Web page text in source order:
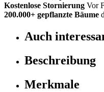
Kostenlose Stornierung Vor
200.000+ gepflanzte Bäume
Auch
Beschreibung
Merkmale